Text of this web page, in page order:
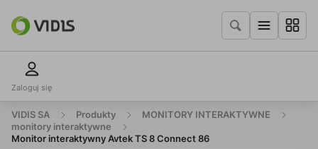
Zaloguj się
VIDIS SA Produkty
MONITORY INTERAKTYWNE
monitory interaktywne
Monitor interaktywny Avtek TS 8 Connect 86